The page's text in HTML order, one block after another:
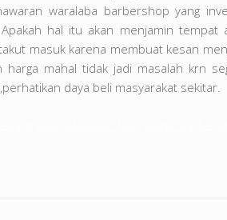
waralaba barbershop yang
hal itu akan menjamin
masuk karena membuat kesan
harga mahal tidak jadi masalah krn
daya beli masyarakat sekitar.